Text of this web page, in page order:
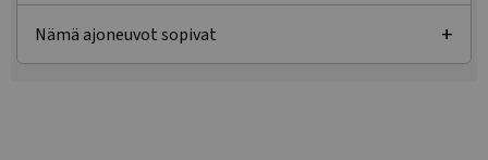
Nämä ajoneuvot sopivat